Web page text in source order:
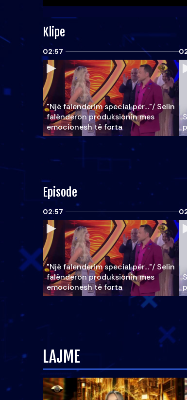
Klipe
02:57
"Një falenderim special për…"/ Selin
falënderon produksionin mes
emocionesh të forta
Episode
02:57
"Një falenderim special për…"/ Selin
falënderon produksionin mes
emocionesh të forta
LAJME